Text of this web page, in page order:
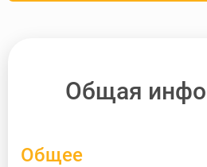
Общая
Общее